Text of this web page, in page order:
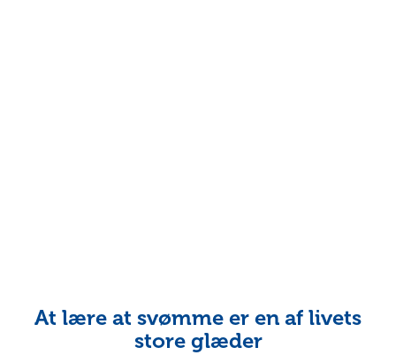
At lære at svømme er en af livets
store glæder